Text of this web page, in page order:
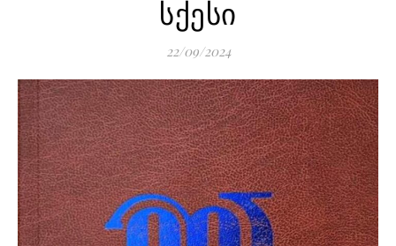
სქესი
22/09/2024